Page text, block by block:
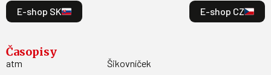
E-shop SK
E-shop CZ
Časopisy
atm
Šikovníček